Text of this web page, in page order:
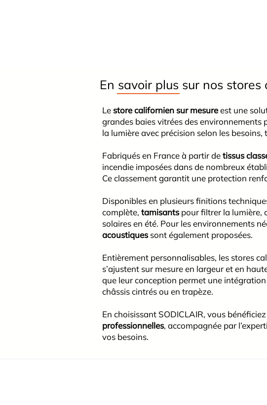
En savoir plus sur nos
Lestore californien sur mesureest une
grandes baies vitrées des environnements
la lumière avec précision selon les
Fabriqués en France à partir detissus
incendie imposées dans de nombreux
Ce classement garantit une protection
Disponibles en plusieurs finitions
complète, tamisantspour filtrer la lumière,
solaires en été. Pour les environnements
acoustiquessont également proposées.
Entièrement personnalisables, les stores
s’ajustent sur mesure en largeur et en
que leur conception permet une
châssis cintrés ou en trapèze.
En choisissant SODICLAIR, vous
professionnelles, accompagnée par
vos besoins.